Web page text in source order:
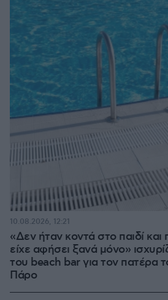
«Δεν ήταν κοντά στο παιδί και
είχε αφήσει ξανά μόνο»
του beach bar για τον πατέρα
Πάρο
10.08.2026, 12:21